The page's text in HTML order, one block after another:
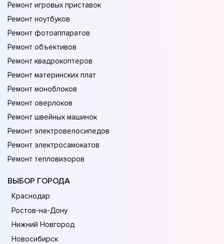
Ремонт игровых приставок
Ремонт ноутбуков
Ремонт фотоаппаратов
Ремонт объективов
Ремонт квадрокоптеров
Ремонт материнских плат
Ремонт моноблоков
Ремонт оверлоков
Ремонт швейных машинок
Ремонт электровелосипедов
Ремонт электросамокатов
Ремонт тепловизоров
ВЫБОР ГОРОДА
Краснодар
Ростов-на-Дону
Нижний Новгород
Новосибирск